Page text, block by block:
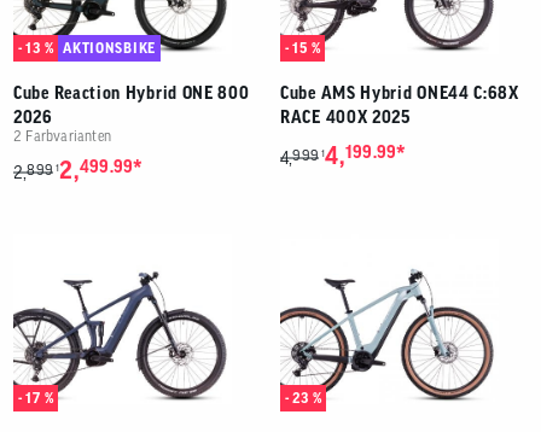
- 13 % AKTIONSBIKE
Cube Reaction Hybrid ONE 800
2026
2 Farbvarianten
2,899 12,499.99*
- 15 %
Cube AMS Hybrid ONE44 C:68X
RACE 400X 2025
4,999 14,199.99*
- 17 % - 23 %